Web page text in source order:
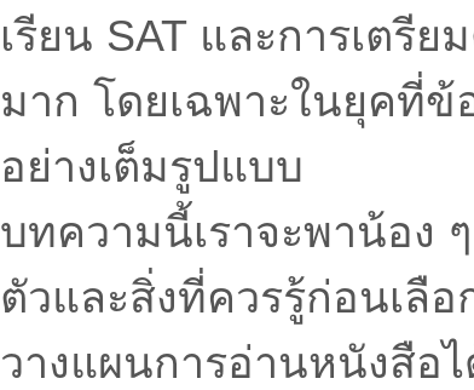
เรียน SAT และการเตรี
มาก โดยเฉพาะในยุคที่ข้
อย่างเต็มรูปแบบ
บทความนี้เราจะพาน้อง
ตัวและสิ่งที่ควรรู้ก่อนเลือ
วางแผนการอ่านหนังสือ